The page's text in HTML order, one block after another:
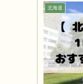
北海道